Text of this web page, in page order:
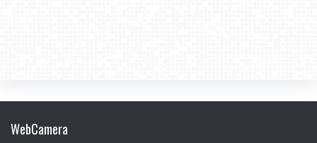
WebCamera